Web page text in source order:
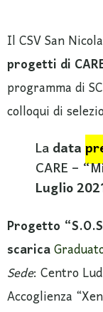
Il CSV San
progetti di
programma di
colloqui di
Ladata
CARE –
Luglio
Progetto
scarica
Sede: Centro
Accoglienza